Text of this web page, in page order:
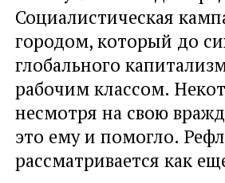
Социалистическая
городом, который до
глобального
рабочим классом.
несмотря на свою
это ему и помогло.
рассматривается как